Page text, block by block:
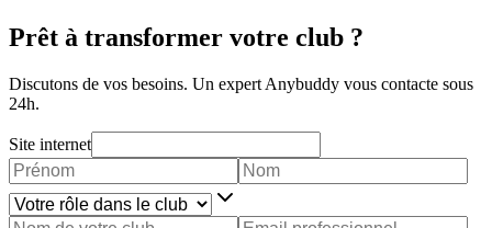
Prêt à transformer votre club ?
Discutons de vos besoins. Un expert Anybuddy vous contacte sous
24h.
Site internet